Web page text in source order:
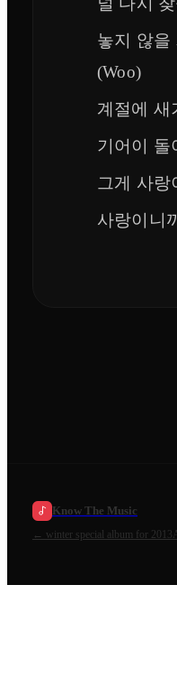
놓지 않을
(Woo)
계절에 새
기어이 돌
그게 사랑
사랑이니
Know The Music
← winter special album for 2013